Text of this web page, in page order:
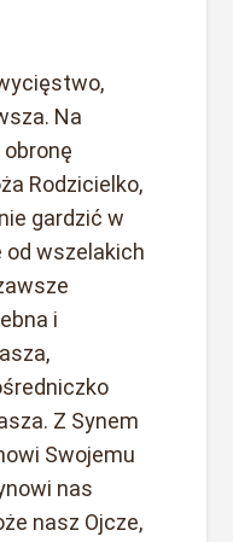
Na
Rodzicielko,
gardzić w
od wszelakich
i
Z Synem
Swojemu
nas
nasz Ojcze,